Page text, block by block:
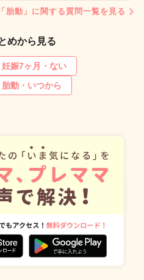
「胎動」に関する質問一覧を見る
めから見る
妊娠7ヶ月・ない
胎動・いつから